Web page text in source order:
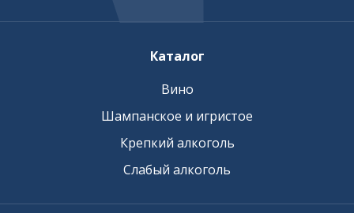
Каталог
Вино
Шампанское и игристое
Крепкий алкоголь
Слабый алкоголь